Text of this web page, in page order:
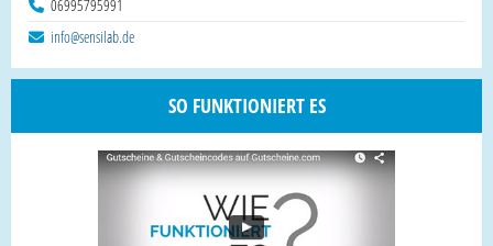
06995795991
info@sensilab.de
SO FUNKTIONIERT ES